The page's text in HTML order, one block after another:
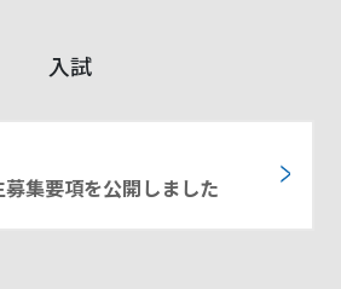
入試
集要項を公開しました